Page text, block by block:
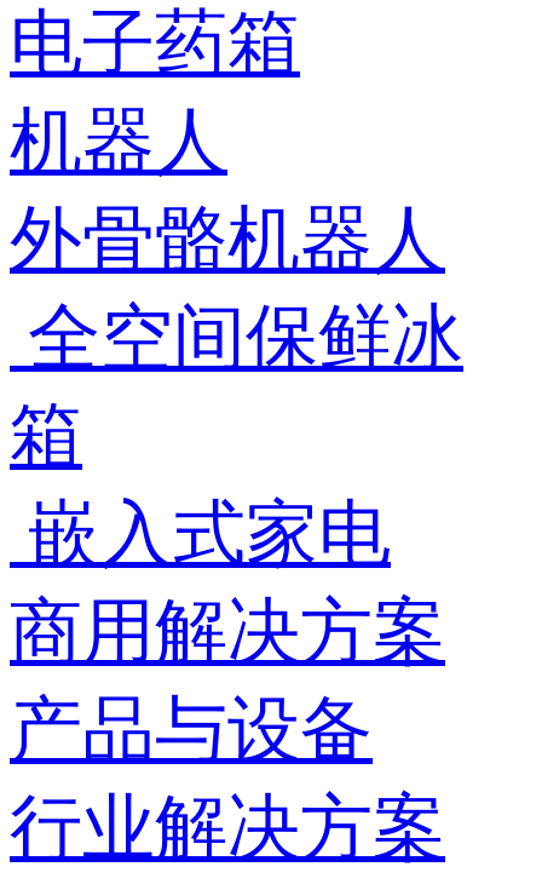
电子药箱
机器人
外骨骼机器人
全空间保鲜冰
箱
嵌入式家电
商用解决方案
产品与设备
行业解决方案